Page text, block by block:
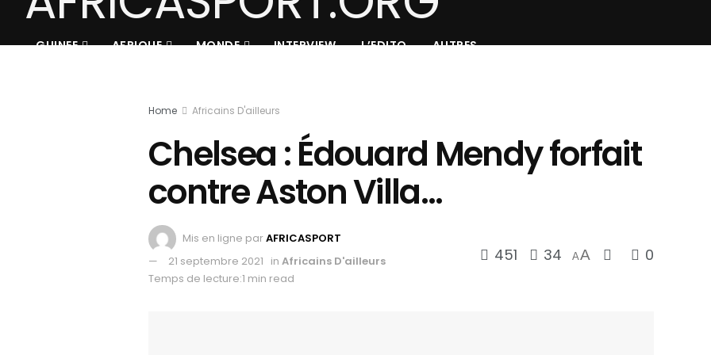
GUINEE AFRIQUE MONDE INTERVIEW L’EDITO AUTRES
Home Africains D'ailleurs
Chelsea : Édouard Mendy forfait
contre Aston Villa…
Mis en ligne parAFRICASPORT
21 septembre 2021 in Africains D'ailleurs
Temps de lecture:1 min read
451 34 AA 0